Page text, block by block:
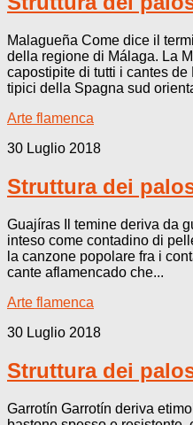
Malagueña Come dice il
della regione di Málaga. La
capostipite di tutti i cantes
tipici della Spagna sud
Arte flamenca
30 Luglio 2018
Struttura dei
Guajíras Il temine deriva da
inteso come contadino di
la canzone popolare fra i
cante aflamencado che...
Arte flamenca
30 Luglio 2018
Struttura dei
Garrotín Garrotín deriva